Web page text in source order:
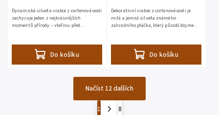
Do košíku
Dynamická silueta vrabce z cortenové oceli
zachycuje jeden z nejkrásnějších
momentů přírody – vteřinu před
Do košíku
Dekorativní vrabec z cortenové oceli je
milá a jemná silueta známého
zahradního ptáčka, který působí dojmem,
Načíst 12 dalších
1
8